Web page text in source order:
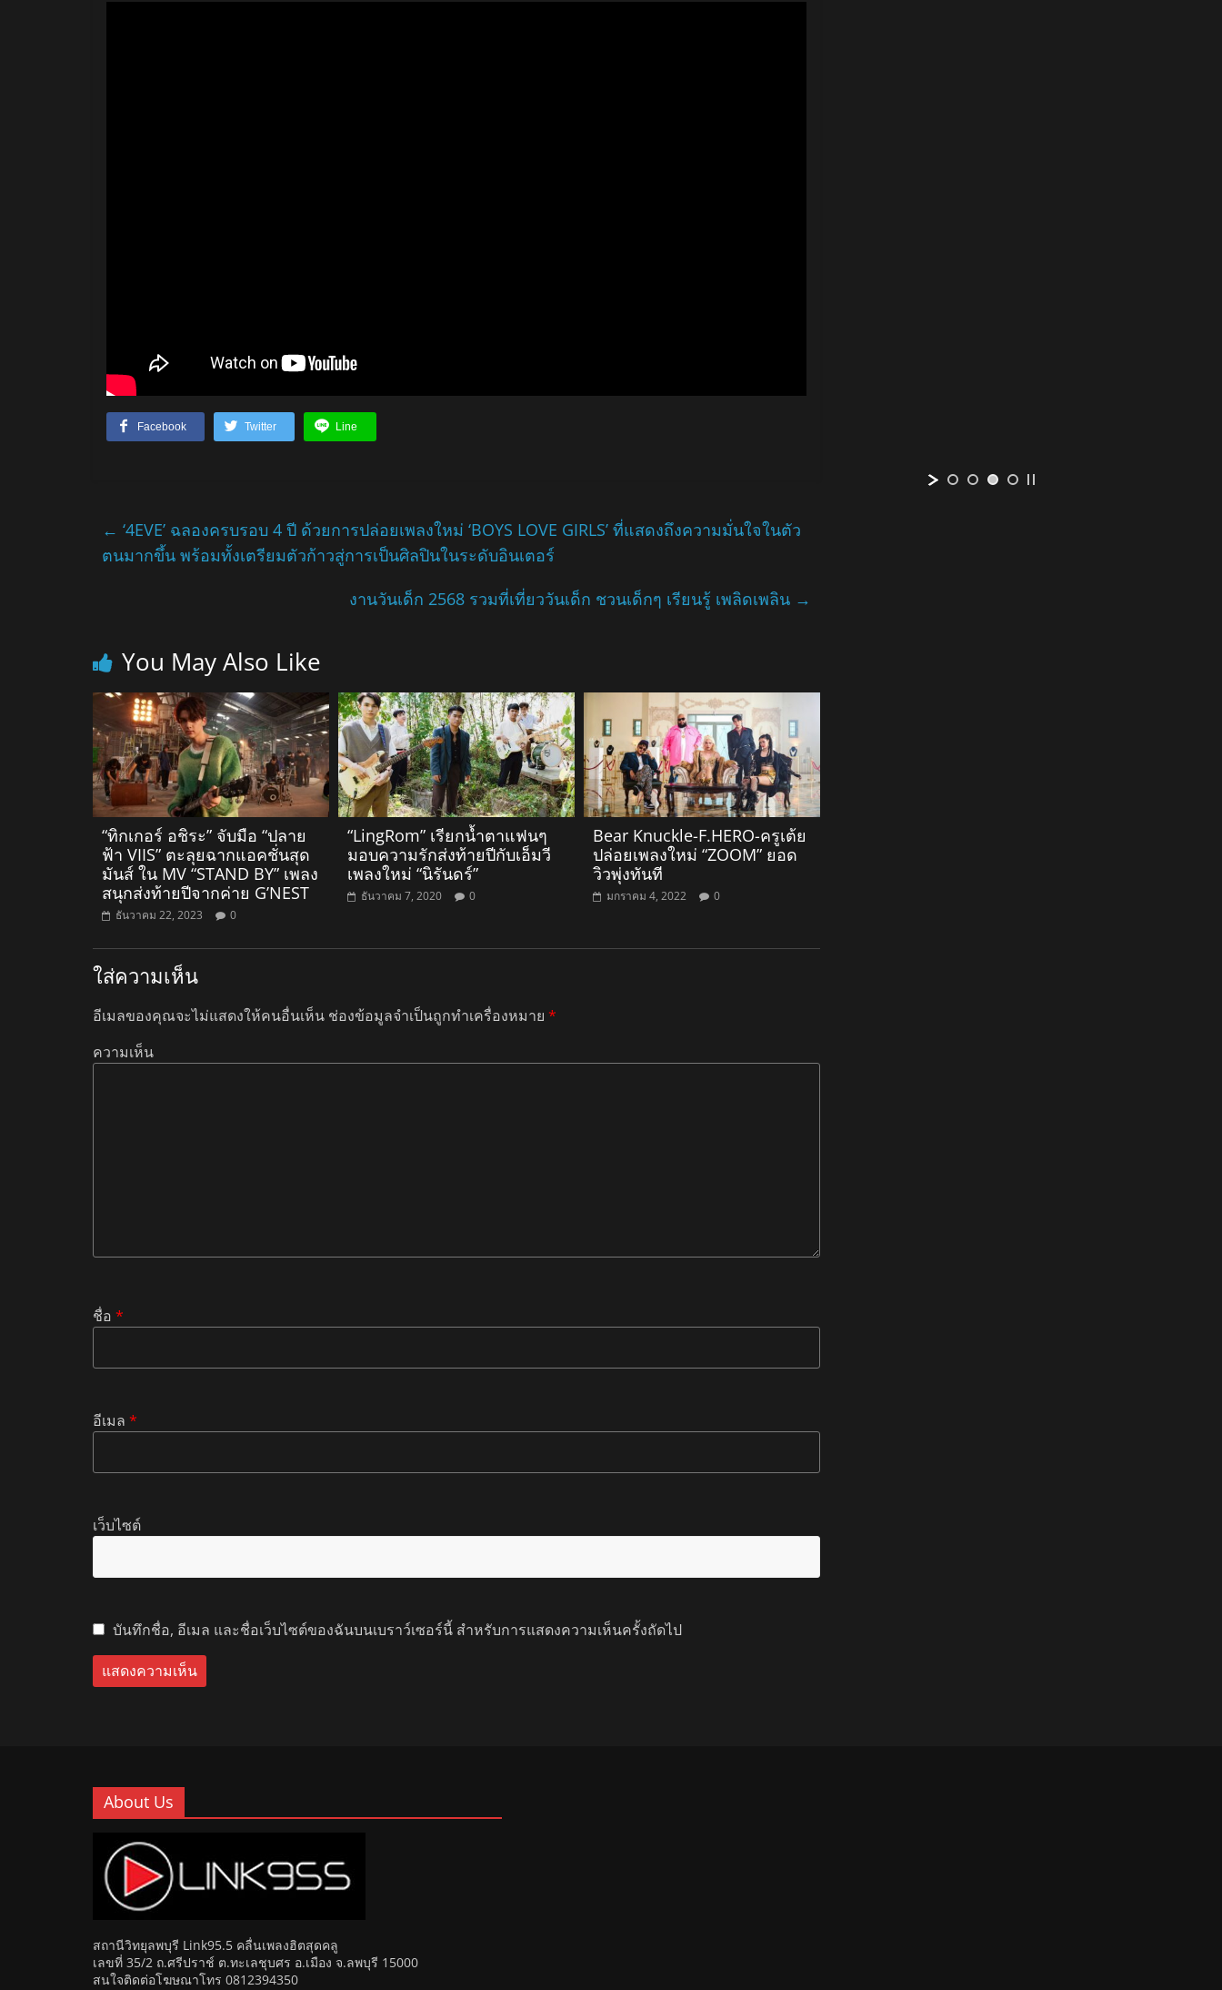
Facebook Twitter Line
← ‘4EVE’ ฉลองครบรอบ 4 ปี ด้วยการปล่อยเพลงใหม่ ‘BOYS LOVE GIRLS’ ที่แสดงถึงความมั่นใจในตัว
ตนมากขึ้น พร้อมทั้งเตรียมตัวก้าวสู่การเป็นศิลปินในระดับอินเตอร์
งานวันเด็ก 2568 รวมที่เที่ยววันเด็ก ชวนเด็กๆ เรียนรู้ เพลิดเพลิน →
You May Also Like
“ทิกเกอร์ อชิระ” จับมือ “ปลาย
ฟ้า VIIS” ตะลุยฉากแอคชั่นสุด
มันส์ ใน MV “STAND BY” เพลง
สนุกส่งท้ายปีจากค่าย G’NEST
ธันวาคม 22, 2023 0
“LingRom” เรียกน้ำตาแฟนๆ
มอบความรักส่งท้ายปีกับเอ็มวี
เพลงใหม่ “นิรันดร์”
ธันวาคม 7, 2020 0
Bear Knuckle-F.HERO-ครูเต้ย
ปล่อยเพลงใหม่ “ZOOM” ยอด
วิวพุ่งทันที
มกราคม 4, 2022 0
ใส่ความเห็น
อีเมลของคุณจะไม่แสดงให้คนอื่นเห็น ช่องข้อมูลจำเป็นถูกทำเครื่องหมาย *
ความเห็น
ชื่อ *
อีเมล *
เว็บไซต์
บันทึกชื่อ, อีเมล และชื่อเว็บไซต์ของฉันบนเบราว์เซอร์นี้ สำหรับการแสดงความเห็นครั้งถัดไป
About Us
สถานีวิทยุลพบุรี Link95.5 คลื่นเพลงฮิตสุดคลู
เลขที่ 35/2 ถ.ศรีปราช์ ต.ทะเลชุบศร อ.เมือง จ.ลพบุรี 15000
สนใจติดต่อโฆษณาโทร 0812394350